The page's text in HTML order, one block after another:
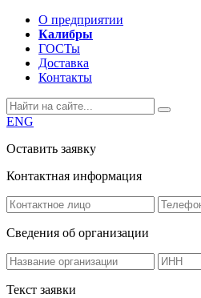
О предприятии
Калибры
ГОСТы
Доставка
Контакты
ENG
Оставить заявку
Контактная информация
Сведения об организации
Текст заявки